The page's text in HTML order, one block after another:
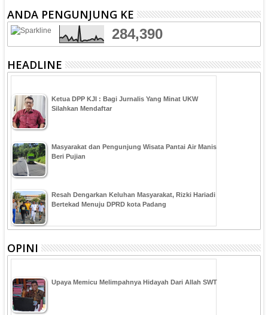
ANDA PENGUNJUNG KE
284,390
HEADLINE
Ketua DPP KJI : Bagi Jurnalis Yang Minat UKW
Silahkan Mendaftar
Masyarakat dan Pengunjung Wisata Pantai Air Manis
Beri Pujian
Resah Dengarkan Keluhan Masyarakat, Rizki Hariadi
Bertekad Menuju DPRD kota Padang
OPINI
Upaya Memicu Melimpahnya Hidayah Dari Allah SWT